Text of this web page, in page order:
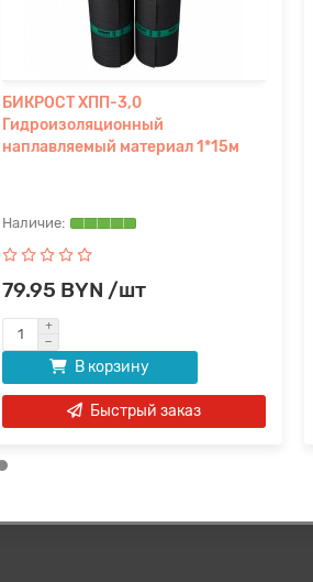
БИКРОСТ ХПП-3,0
Гидроизоляционный
наплавляемый материал 1*15м
79.95 BYN /шт
В корзину
Быстрый заказ